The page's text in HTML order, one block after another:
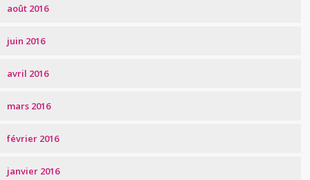
août 2016
juin 2016
avril 2016
mars 2016
février 2016
janvier 2016